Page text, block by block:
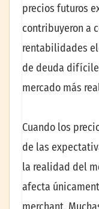
precios futuros
contribuyeron a
rentabilidades
de deuda
mercado más
Cuando los
de las
la realidad del
afecta